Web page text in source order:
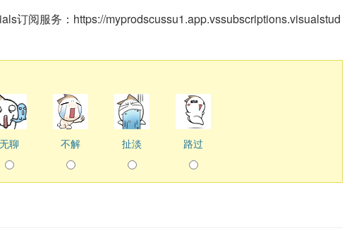
订阅服务： https://myprodscussu1.app.vssubscriptions.visualstud
无聊 不解 扯淡 路过